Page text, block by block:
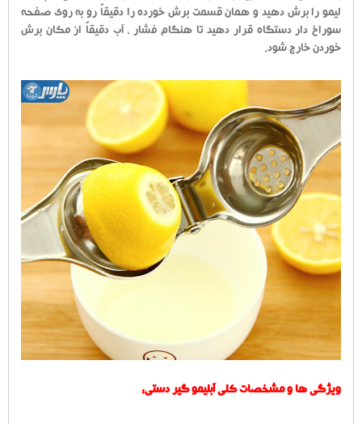
لیمو را برش دهید و همان قسمت برش خورده را دقیقاٌ رو به روی صفحه
سوراخ دار دستگاه قرار دهید تا هنگام فشار ، آب دقیقاٌ از مکان برش
خوردن خارج شود.
ویژگی ها و مشخصات کلی آبلیمو گیر دستی: